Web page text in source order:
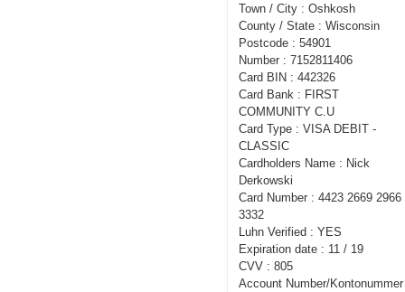
Town / City : Oshkosh
County / State : Wisconsin
Postcode : 54901
Number : 7152811406
Card BIN : 442326
Card Bank : FIRST
COMMUNITY C.U
Card Type : VISA DEBIT -
CLASSIC
Cardholders Name : Nick
Derkowski
Card Number : 4423 2669 2966
3332
Luhn Verified : YES
Expiration date : 11 / 19
CVV : 805
Account Number/